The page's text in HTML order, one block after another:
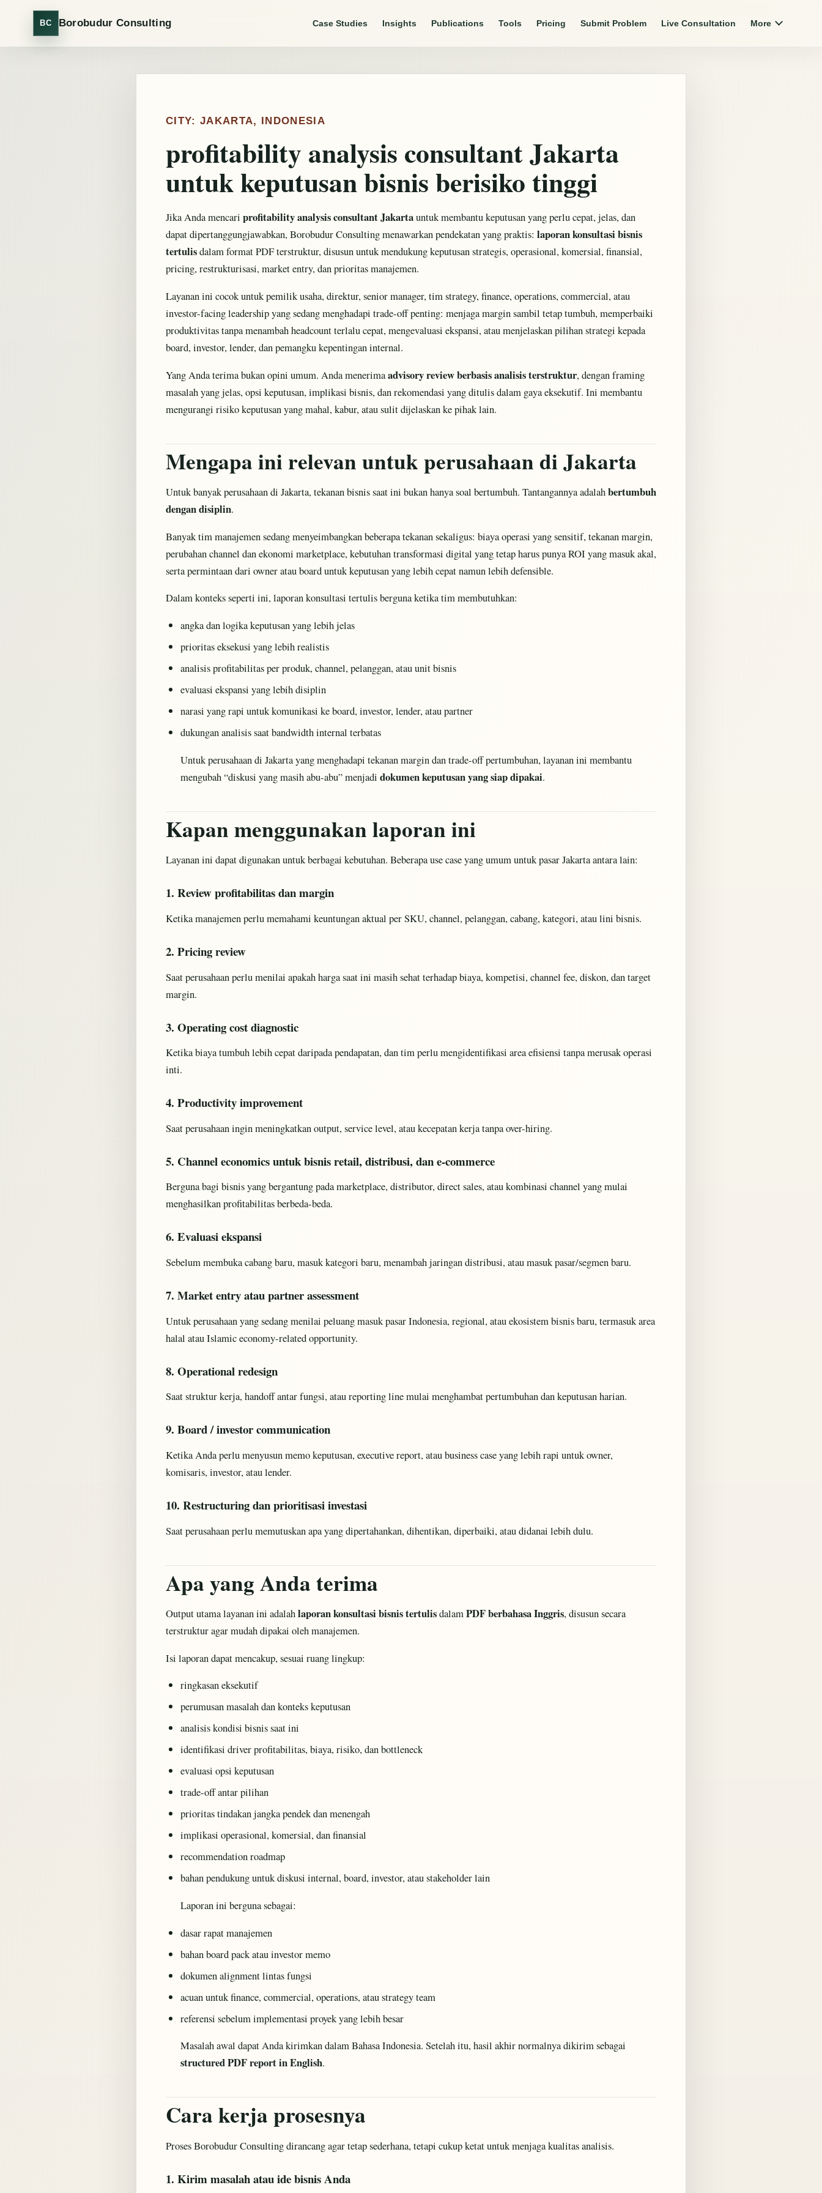
BC Borobudur Consulting Case Studies Insights Publications Tools Pricing Submit Problem Live Consultation More
CITY: JAKARTA, INDONESIA
profitability analysis consultant Jakarta
untuk keputusan bisnis berisiko tinggi
Jika Anda mencari profitability analysis consultant Jakartauntuk membantu keputusan yang perlu cepat, jelas, dan
dapat dipertanggungjawabkan, Borobudur Consulting menawarkan pendekatan yang praktis: laporan konsultasi bisnis
tertulisdalam format PDF terstruktur, disusun untuk mendukung keputusan strategis, operasional, komersial, finansial,
pricing, restrukturisasi, market entry, dan prioritas manajemen.
Layanan ini cocok untuk pemilik usaha, direktur, senior manager, tim strategy, finance, operations, commercial, atau
investor-facing leadership yang sedang menghadapi trade-off penting: menjaga margin sambil tetap tumbuh, memperbaiki
produktivitas tanpa menambah headcount terlalu cepat, mengevaluasi ekspansi, atau menjelaskan pilihan strategi kepada
board, investor, lender, dan pemangku kepentingan internal.
Yang Anda terima bukan opini umum. Anda menerimaadvisory review berbasis analisis terstruktur, dengan framing
masalah yang jelas, opsi keputusan, implikasi bisnis, dan rekomendasi yang ditulis dalam gaya eksekutif. Ini membantu
mengurangi risiko keputusan yang mahal, kabur, atau sulit dijelaskan ke pihak lain.
Mengapa ini relevan untuk perusahaan di Jakarta
Untuk banyak perusahaan di Jakarta, tekanan bisnis saat ini bukan hanya soal bertumbuh. Tantangannya adalahbertumbuh
dengan disiplin.
Banyak tim manajemen sedang menyeimbangkan beberapa tekanan sekaligus: biaya operasi yang sensitif, tekanan margin,
perubahan channel dan ekonomi marketplace, kebutuhan transformasi digital yang tetap harus punya ROI yang masuk akal,
serta permintaan dari owner atau board untuk keputusan yang lebih cepat namun lebih defensible.
Dalam konteks seperti ini, laporan konsultasi tertulis berguna ketika tim membutuhkan:
angka dan logika keputusan yang lebih jelas
prioritas eksekusi yang lebih realistis
analisis profitabilitas per produk, channel, pelanggan, atau unit bisnis
evaluasi ekspansi yang lebih disiplin
narasi yang rapi untuk komunikasi ke board, investor, lender, atau partner
dukungan analisis saat bandwidth internal terbatas
Untuk perusahaan di Jakarta yang menghadapi tekanan margin dan trade-off pertumbuhan, layanan ini membantu
mengubah “diskusi yang masih abu-abu” menjadi dokumen keputusan yang siap dipakai.
Kapan menggunakan laporan ini
Layanan ini dapat digunakan untuk berbagai kebutuhan. Beberapa use case yang umum untuk pasar Jakarta antara lain:
1. Review profitabilitas dan margin
Ketika manajemen perlu memahami keuntungan aktual per SKU, channel, pelanggan, cabang, kategori, atau lini bisnis.
2. Pricing review
Saat perusahaan perlu menilai apakah harga saat ini masih sehat terhadap biaya, kompetisi, channel fee, diskon, dan target
margin.
3. Operating cost diagnostic
Ketika biaya tumbuh lebih cepat daripada pendapatan, dan tim perlu mengidentifikasi area efisiensi tanpa merusak operasi
inti.
4. Productivity improvement
Saat perusahaan ingin meningkatkan output, service level, atau kecepatan kerja tanpa over-hiring.
5. Channel economics untuk bisnis retail, distribusi, dan e-commerce
Berguna bagi bisnis yang bergantung pada marketplace, distributor, direct sales, atau kombinasi channel yang mulai
menghasilkan profitabilitas berbeda-beda.
6. Evaluasi ekspansi
Sebelum membuka cabang baru, masuk kategori baru, menambah jaringan distribusi, atau masuk pasar/segmen baru.
7. Market entry atau partner assessment
Untuk perusahaan yang sedang menilai peluang masuk pasar Indonesia, regional, atau ekosistem bisnis baru, termasuk area
halal atau Islamic economy-related opportunity.
8. Operational redesign
Saat struktur kerja, handoff antar fungsi, atau reporting line mulai menghambat pertumbuhan dan keputusan harian.
9. Board / investor communication
Ketika Anda perlu menyusun memo keputusan, executive report, atau business case yang lebih rapi untuk owner,
komisaris, investor, atau lender.
10. Restructuring dan prioritisasi investasi
Saat perusahaan perlu memutuskan apa yang dipertahankan, dihentikan, diperbaiki, atau didanai lebih dulu.
Apa yang Anda terima
Output utama layanan ini adalahlaporan konsultasi bisnis tertulisdalamPDF berbahasa Inggris, disusun secara
terstruktur agar mudah dipakai oleh manajemen.
Isi laporan dapat mencakup, sesuai ruang lingkup:
ringkasan eksekutif
perumusan masalah dan konteks keputusan
analisis kondisi bisnis saat ini
identifikasi driver profitabilitas, biaya, risiko, dan bottleneck
evaluasi opsi keputusan
trade-off antar pilihan
prioritas tindakan jangka pendek dan menengah
implikasi operasional, komersial, dan finansial
recommendation roadmap
bahan pendukung untuk diskusi internal, board, investor, atau stakeholder lain
Laporan ini berguna sebagai:
dasar rapat manajemen
bahan board pack atau investor memo
dokumen alignment lintas fungsi
acuan untuk finance, commercial, operations, atau strategy team
referensi sebelum implementasi proyek yang lebih besar
Masalah awal dapat Anda kirimkan dalam Bahasa Indonesia. Setelah itu, hasil akhir normalnya dikirim sebagai
structured PDF report in English.
Cara kerja prosesnya
Proses Borobudur Consulting dirancang agar tetap sederhana, tetapi cukup ketat untuk menjaga kualitas analisis.
1. Kirim masalah atau ide bisnis Anda